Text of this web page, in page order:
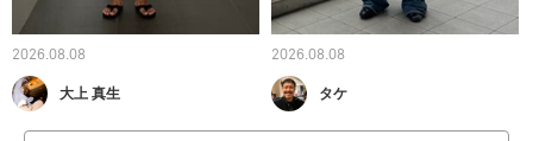
2026.08.08
大上 真生
2026.08.08
タケ